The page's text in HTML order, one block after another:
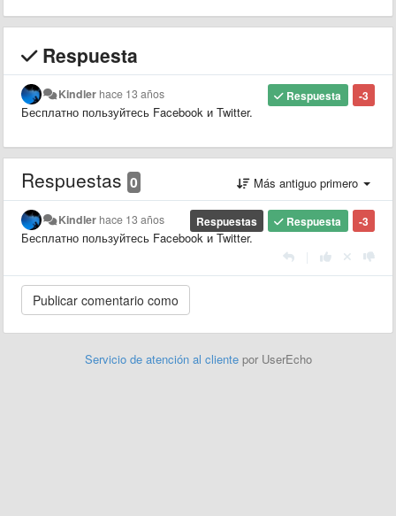
Respuesta
-3
Respuesta
Kindler hace 13 años
Бесплатно пользуйтесь Facebook и Twitter.
Respuestas 0 Más antiguo primero
-3
Respuesta
Respuestas
Kindler hace 13 años
Бесплатно пользуйтесь Facebook и Twitter.
Servicio de atención al cliente por UserEcho